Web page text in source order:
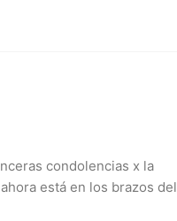
condolencias x la
está en los brazos del